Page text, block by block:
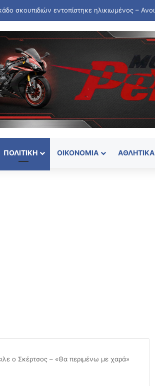
ΠΟΛΙΤΙΚΉ ΟΙΚΟΝΟΜΊΑ ΑΘΛΗΤΙΚΆ
ο Σκέρτσος – «Θα περιμένω με χαρά»